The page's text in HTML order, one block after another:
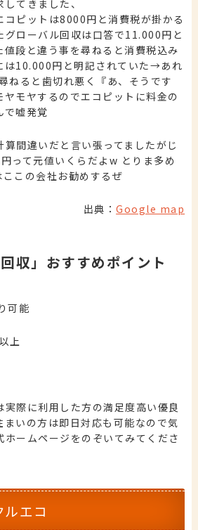
てきました、
コピットは8000円と消費税が掛かる
ローバル回収は口答で11.000円と
段と違う事を尋ねると消費税込み
は10.000円と明記されていた→あれ
ねると歯切れ悪く『あ、そうです
モヤするのでエコピットに料金の
嘘発覚
間違いだと言い張ってましたがじ
って元値いくらだよw とりま多め
この会社お勧めするぜ
出典：Google map
収」おすすめポイント
可能
上
実際に利用した方の満足度高い優良
まいの方は即日対応も可能なので気
ホームページをのぞいてみてくださ
エコ